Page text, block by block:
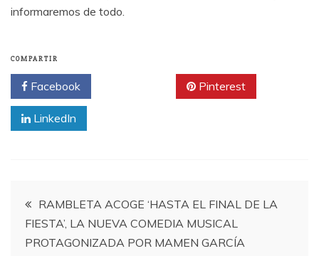
informaremos de todo.
COMPARTIR
Facebook Pinterest
LinkedIn
Navegación
de
RAMBLETA ACOGE ‘HASTA EL FINAL DE LA
FIESTA’, LA NUEVA COMEDIA MUSICAL
PROTAGONIZADA POR MAMEN GARCÍA